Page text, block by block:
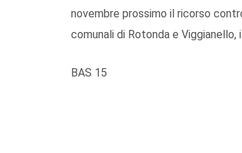
novembre prossimo il ricorso
comunali di Rotonda e Viggianello,
BAS 15